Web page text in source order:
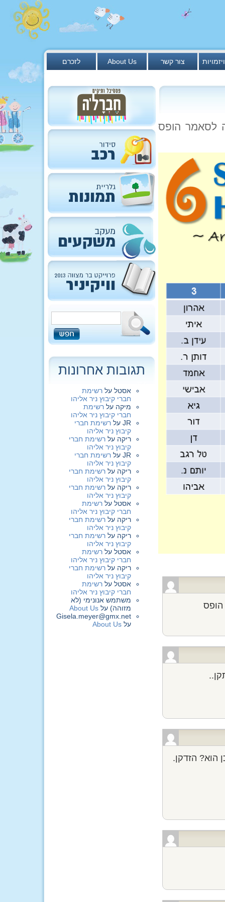
לזכרם About Us צור קשר
– ההרשמה לסאמר הופס
הופס
הוא? הזדקן.
תגובות אחרונות
אסטל על רשימת
חברי קיבוץ ניר אליהו
מיקה על רשימת
חברי קיבוץ ניר אליהו
JR על רשימת חברי
קיבוץ ניר אליהו
ריקה על רשימת חברי
קיבוץ ניר אליהו
JR על רשימת חברי
קיבוץ ניר אליהו
ריקה על רשימת חברי
קיבוץ ניר אליהו
ריקה על רשימת חברי
קיבוץ ניר אליהו
אסטל על רשימת
חברי קיבוץ ניר אליהו
ריקה על רשימת חברי
קיבוץ ניר אליהו
ריקה על רשימת חברי
קיבוץ ניר אליהו
אסטל על רשימת
חברי קיבוץ ניר אליהו
ריקה על רשימת חברי
קיבוץ ניר אליהו
אסטל על רשימת
חברי קיבוץ ניר אליהו
משתמש אנונימי (לא
מזוהה) על About Us
Gisela.meyer@gmx.net
על About Us